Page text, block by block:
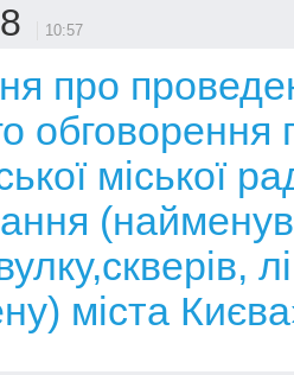
10:57
про
обговорення
міської
міста